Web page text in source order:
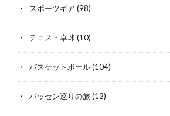
スポーツギア (98)
テニス・卓球(10)
バスケットボール(104)
バッセン巡りの旅(12)